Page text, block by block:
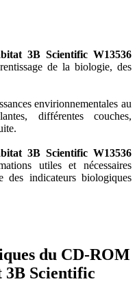
3B Scientific W13536
de la biologie, des
envirionnementales au
différentes couches,
3B Scientific W13536
utiles et nécessaires
des indicateurs biologiques
du CD-ROM
3B Scientific